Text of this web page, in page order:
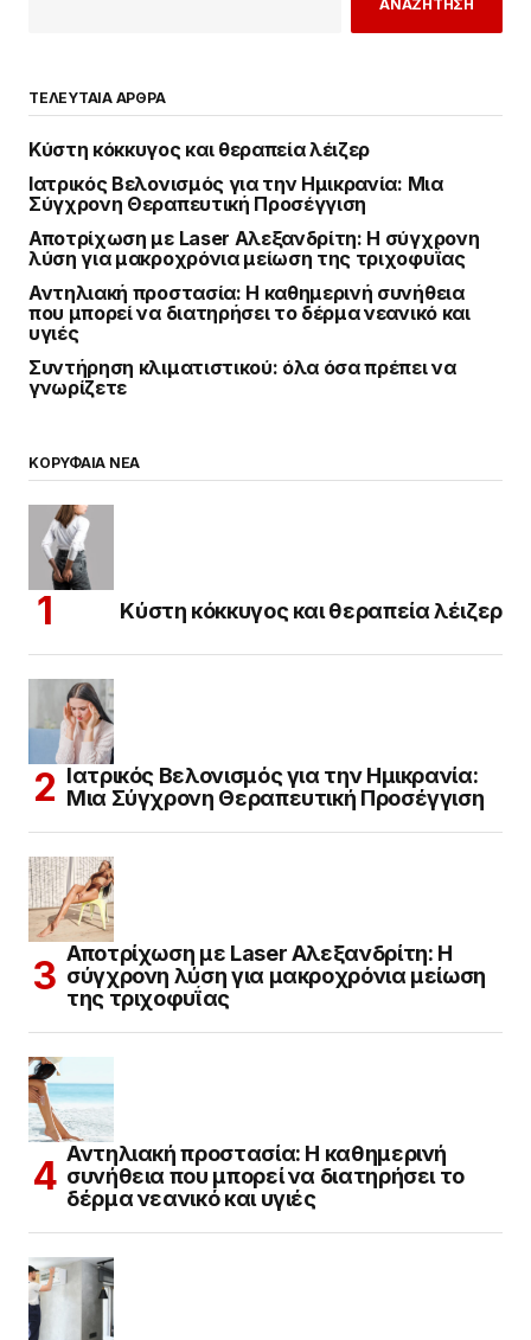
ΑΝΑΖΗΤΗΣΗ
ΤΕΛΕΥΤΑΙΑ ΑΡΘΡΑ
Κύστη κόκκυγος και θεραπεία λέιζερ
Ιατρικός Βελονισμός για την Ημικρανία: Μια
Σύγχρονη Θεραπευτική Προσέγγιση
Αποτρίχωση με Laser Αλεξανδρίτη: Η σύγχρονη
λύση για μακροχρόνια μείωση της τριχοφυΐας
Αντηλιακή προστασία: Η καθημερινή συνήθεια
που μπορεί να διατηρήσει το δέρμα νεανικό και
υγιές
Συντήρηση κλιματιστικού: όλα όσα πρέπει να
γνωρίζετε
ΚΟΡΥΦΑΙΑ ΝΕΑ
Κύστη κόκκυγος και θεραπεία λέιζερ
Ιατρικός Βελονισμός για την Ημικρανία:
Μια Σύγχρονη Θεραπευτική Προσέγγιση
Αποτρίχωση με Laser Αλεξανδρίτη: Η
σύγχρονη λύση για μακροχρόνια μείωση
της τριχοφυΐας
Αντηλιακή προστασία: Η καθημερινή
συνήθεια που μπορεί να διατηρήσει το
δέρμα νεανικό και υγιές